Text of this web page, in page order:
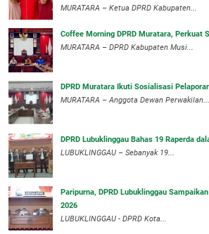
MURATARA – Ketua DPRD Kabupaten...
Coffee Morning DPRD Muratara, Perkuat
MURATARA – DPRD Kabupaten Musi...
DPRD Muratara Ikuti Sosialisasi
MURATARA – Anggota Dewan Perwakilan...
DPRD Lubuklinggau Bahas 19 Raperda
LUBUKLINGGAU – Sebanyak 19...
Paripurna, DPRD Lubuklinggau
2026
LUBUKLINGGAU - DPRD Kota...